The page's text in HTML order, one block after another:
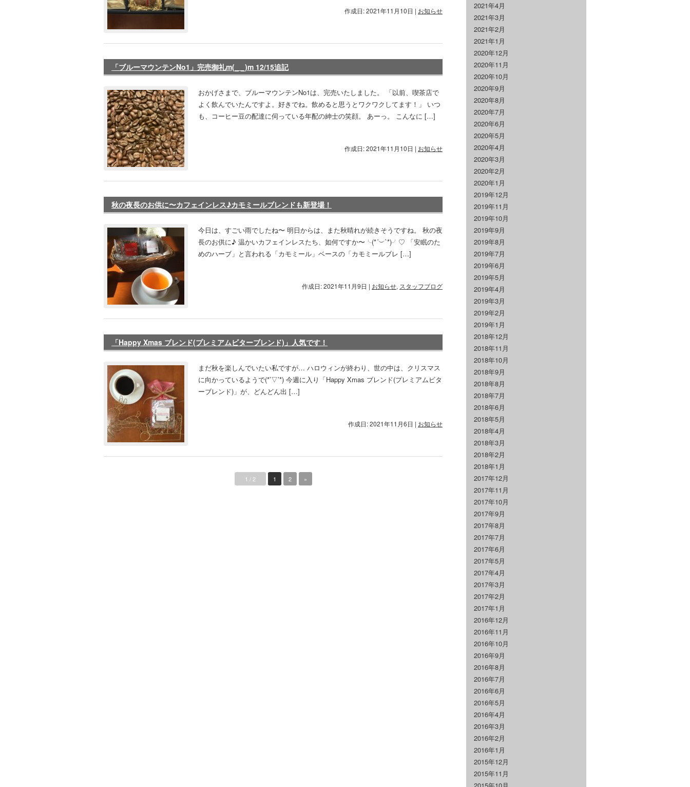
作成日: 2021年11月10日 | お知らせ
「ブルーマウンテンNo1」完売御礼m(_ _)m 12/15追記
おかげさまで、ブルーマウンテンNo1は、完売いたしました。 「以前、喫茶店で
よく飲んでいたんですよ。好きでね。飲めると思うとワクワクしてます！」 いつ
も、コーヒー豆の配達に伺っている年配の紳士の笑顔。 あーっ。 こんなに […]
作成日: 2021年11月10日 | お知らせ
秋の夜長のお供に〜カフェインレス♪カモミールブレンドも新登場！
今日は、すごい雨でしたね〜 明日からは、また秋晴れが続きそうですね。 秋の夜
長のお供に♪ 温かいカフェインレスたち、如何ですか〜╰(*´︶`*)╯♡ 「安眠のた
めのハーブ」と言われる「カモミール」ベースの「カモミールブレ […]
作成日: 2021年11月9日 | お知らせ, スタッフブログ
「Happy Xmas ブレンド(プレミアムビターブレンド)」人気です！
まだ秋を楽しんでいたい私ですが… ハロウィンが終わり、世の中は、クリスマス
に向かっているようで(*’▽’*) 今週に入り「Happy Xmas ブレンド(プレミアムビタ
ーブレンド)」が、どんどん出 […]
作成日: 2021年11月6日 | お知らせ
1 / 2 1 2 »
2021年4月
2021年3月
2021年2月
2021年1月
2020年12月
2020年11月
2020年10月
2020年9月
2020年8月
2020年7月
2020年6月
2020年5月
2020年4月
2020年3月
2020年2月
2020年1月
2019年12月
2019年11月
2019年10月
2019年9月
2019年8月
2019年7月
2019年6月
2019年5月
2019年4月
2019年3月
2019年2月
2019年1月
2018年12月
2018年11月
2018年10月
2018年9月
2018年8月
2018年7月
2018年6月
2018年5月
2018年4月
2018年3月
2018年2月
2018年1月
2017年12月
2017年11月
2017年10月
2017年9月
2017年8月
2017年7月
2017年6月
2017年5月
2017年4月
2017年3月
2017年2月
2017年1月
2016年12月
2016年11月
2016年10月
2016年9月
2016年8月
2016年7月
2016年6月
2016年5月
2016年4月
2016年3月
2016年2月
2016年1月
2015年12月
2015年11月